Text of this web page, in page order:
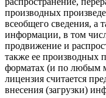
производных
всеобщего сведения, а
информации, в том
продвижение и
также ее производных
форматах (и по любым
лицензия считается
внесения (загрузки)